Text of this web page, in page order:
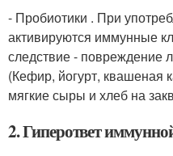
- Пробиотики . При
активируются иммунные
следствие - повреждение
(Кефир, йогурт, квашеная
мягкие сыры и хлеб на
2. Гиперответ